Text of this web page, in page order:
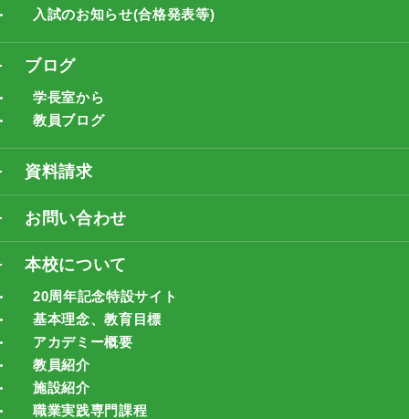
入試のお知らせ(合格発表等)
ブログ
学長室から
教員ブログ
資料請求
お問い合わせ
本校について
20周年記念特設サイト
基本理念、教育目標
アカデミー概要
教員紹介
施設紹介
職業実践専門課程